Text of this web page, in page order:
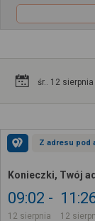
śr.. 12 sierpnia
Z adresu pod
Konieczki, Twój
09:02
12 sierpnia 12